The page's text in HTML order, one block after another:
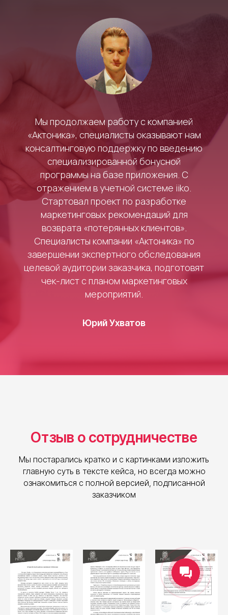
Мы продолжаем работу с компанией
«Актоника», специалисты оказывают нам
консалтинговую поддержку по введению
специализированной бонусной
программы на базе приложения. С
отражением в учетной системе iiko.
Стартовал проект по разработке
маркетинговых рекомендаций для
возврата «потерянных клиентов».
Специалисты компании «Актоника» по
завершении экспертного обследования
целевой аудитории заказчика, подготовят
чек-лист с планом маркетинговых
мероприятий.
Юрий Ухватов
Отзыв о сотрудничестве
Мы постарались кратко и с картинками изложить
главную суть в тексте кейса, но всегда можно
ознакомиться с полной версией, подписанной
заказчиком
© 2026 ООО «Актоника Платформенные
Решения» Все права защищены